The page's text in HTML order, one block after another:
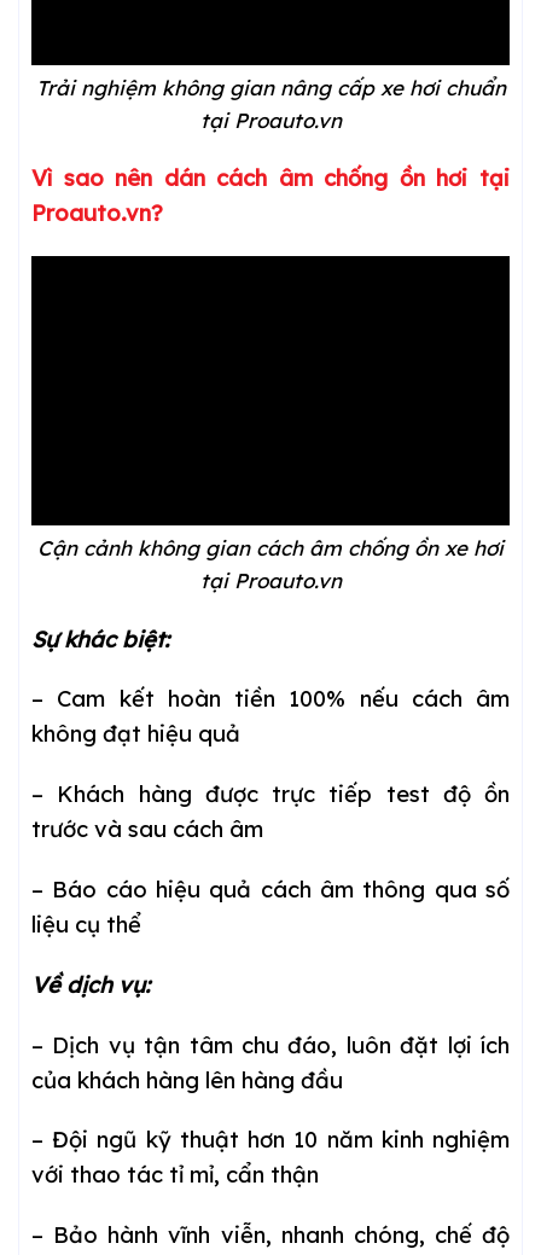
Trải nghiệm không gian nâng cấp xe hơi chuẩn
tại Proauto.vn
Vì sao nên dán cách âm chống ồn hơi tại
Proauto.vn?
Cận cảnh không gian cách âm chống ồn xe hơi
tại Proauto.vn
Sự khác biệt:
– Cam kết hoàn tiền 100% nếu cách âm
không đạt hiệu quả
– Khách hàng được trực tiếp test độ ồn
trước và sau cách âm
– Báo cáo hiệu quả cách âm thông qua số
liệu cụ thể
Về dịch vụ:
– Dịch vụ tận tâm chu đáo, luôn đặt lợi ích
của khách hàng lên hàng đầu
– Đội ngũ kỹ thuật hơn 10 năm kinh nghiệm
với thao tác tỉ mỉ, cẩn thận
– Bảo hành vĩnh viễn, nhanh chóng, chế độ